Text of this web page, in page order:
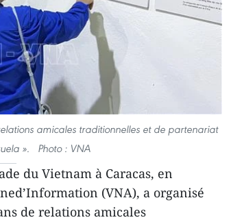
amicales traditionnelles et de partenariat
». Photo : VNA
du Vietnam à Caracas, en
(VNA), a organisé
de relations amicales